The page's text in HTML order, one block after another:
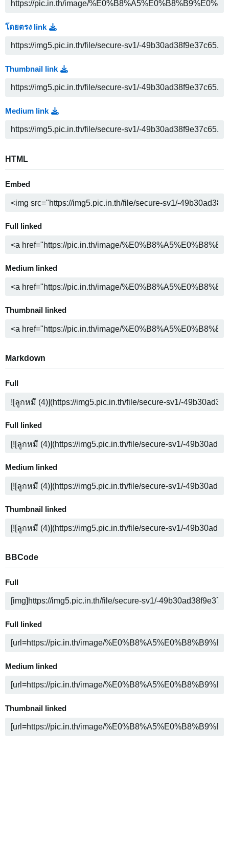
โดยตรง link
Thumbnail link
Medium link
HTML
Embed
Full linked
Medium linked
Thumbnail linked
Markdown
Full
Full linked
Medium linked
Thumbnail linked
BBCode
Full
Full linked
Medium linked
Thumbnail linked